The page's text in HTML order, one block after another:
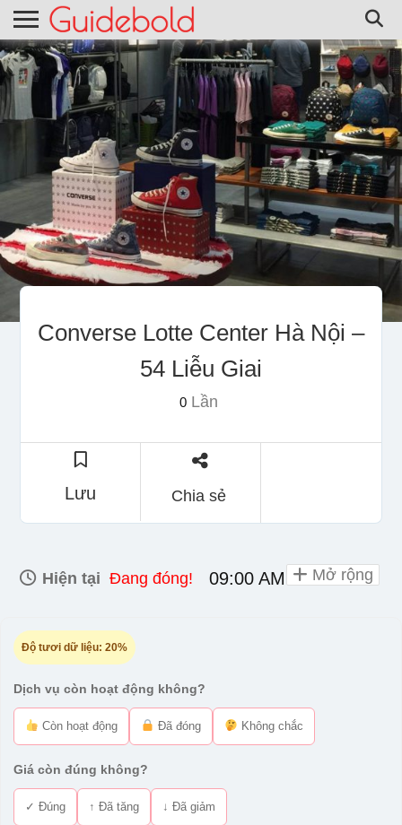
Converse Lotte Center Hà Nội –
54 Liễu Giai
0Lần
Lưu Chia sẻ
Hiện tại Đang đóng! 09:00 AM - 10:00 PM
Độ tươi dữ liệu: 20%
Dịch vụ còn hoạt động không?
Còn hoạt động Đã đóng Không chắc
Giá còn đúng không?
✓ Đúng ↑ Đã tăng ↓ Đã giảm
Mở rộng